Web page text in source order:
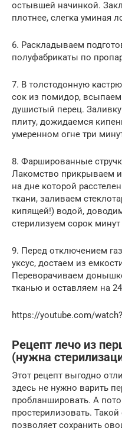
остывшей начинкой.
плотнее, слегка уминая
6. Раскладываем
полуфабрикаты по
7. В толстодонную
сок из помидор,
душистый перец.
плиту, дожидаемся
умеренном огне три
8. Фаршированные
Лакомство прикрываем
на дне которой
ткани, заливаем
кипящей!) водой,
стерилизуем сорок
9. Перед отключением
уксус, достаем из
Переворачиваем
тканью и оставляем на
https://youtube.com/
Рецепт лечо из
(нужна
Этот рецепт выгодно
здесь не нужно варить
пробланшировать. А
простерилизовать.
позволяет сохранить